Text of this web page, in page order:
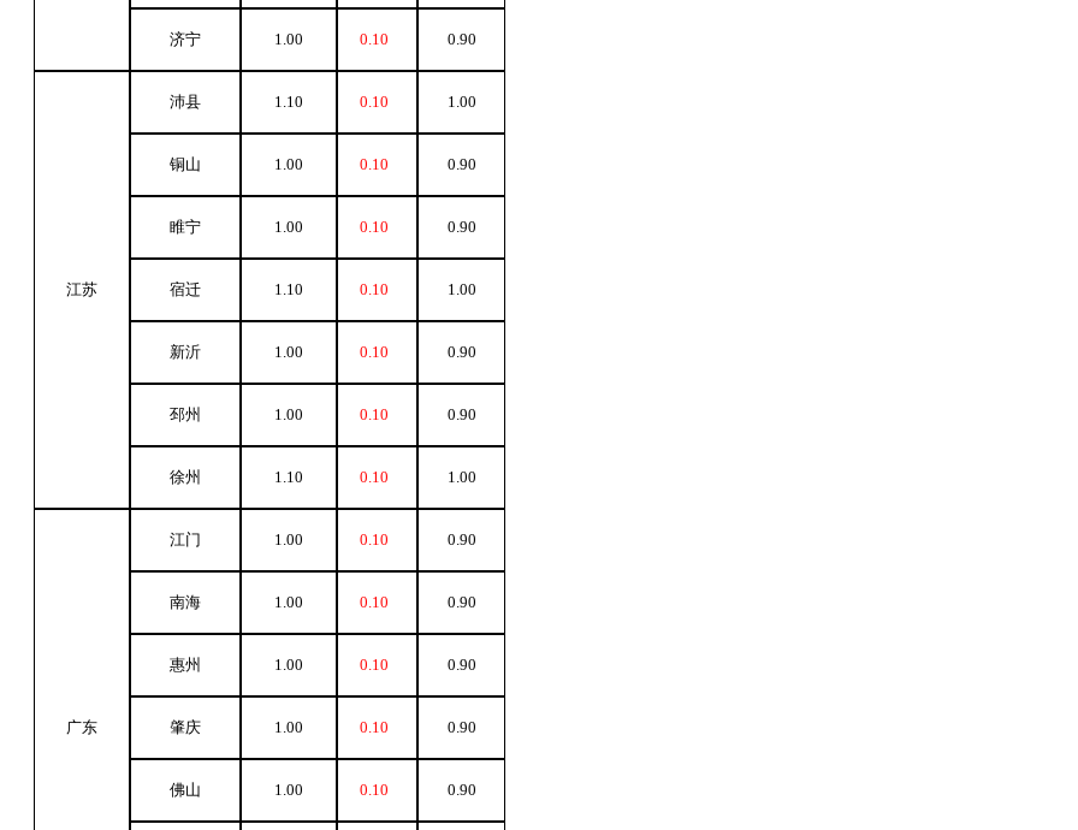
济宁 1.00 0.10 0.90
江苏
沛县 1.10 0.10 1.00
铜山 1.00 0.10 0.90
睢宁 1.00 0.10 0.90
宿迁 1.10 0.10 1.00
新沂 1.00 0.10 0.90
邳州 1.00 0.10 0.90
徐州 1.10 0.10 1.00
广东
江门 1.00 0.10 0.90
南海 1.00 0.10 0.90
惠州 1.00 0.10 0.90
肇庆 1.00 0.10 0.90
佛山 1.00 0.10 0.90